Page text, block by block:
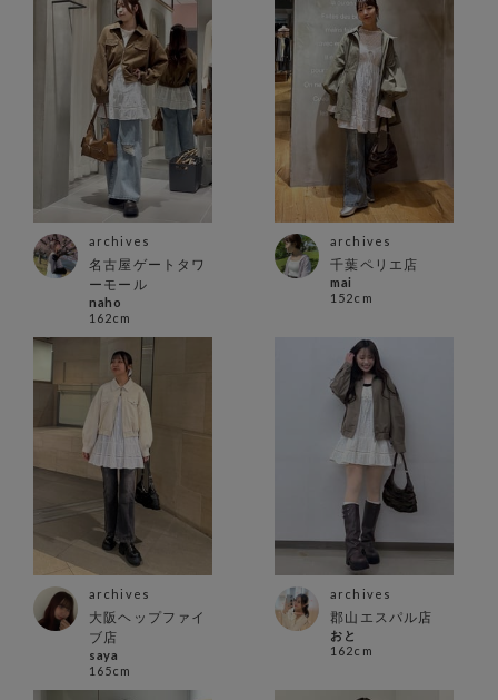
archives
名古屋ゲートタワ
ーモール
naho
162cm
archives
千葉ペリエ店
mai
152cm
archives
大阪ヘップファイ
ブ店
saya
165cm
archives
郡山エスパル店
おと
162cm